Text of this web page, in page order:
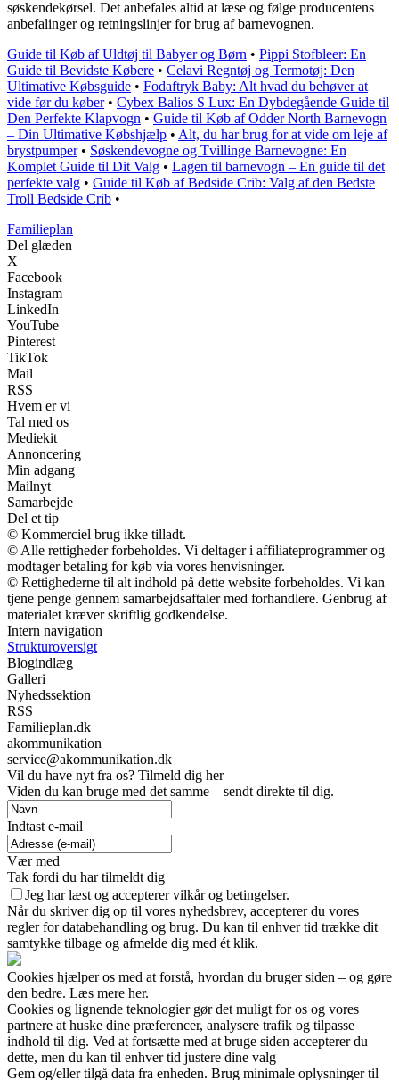
søskendekørsel. Det anbefales altid at læse og følge producentens
anbefalinger og retningslinjer for brug af barnevognen.
Guide til Køb af Uldtøj til Babyer og Børn • Pippi Stofbleer: En
Guide til Bevidste Købere • Celavi Regntøj og Termotøj: Den
Ultimative Købsguide • Fodaftryk Baby: Alt hvad du behøver at
vide før du køber• Cybex Balios S Lux: En Dybdegående Guide til
Den Perfekte Klapvogn • Guide til Køb af Odder North Barnevogn
– Din Ultimative Købshjælp • Alt, du har brug for at vide om leje af
brystpumper• Søskendevogne og Tvillinge Barnevogne: En
Komplet Guide til Dit Valg • Lagen til barnevogn – En guide til det
perfekte valg • Guide til Køb af Bedside Crib: Valg af den Bedste
Troll Bedside Crib •
Familieplan
Del glæden
X
Facebook
Instagram
LinkedIn
YouTube
Pinterest
TikTok
Mail
RSS
Hvem er vi
Tal med os
Mediekit
Annoncering
Min adgang
Mailnyt
Samarbejde
Del et tip
© Kommerciel brug ikke tilladt.
© Alle rettigheder forbeholdes. Vi deltager i affiliateprogrammer og
modtager betaling for køb via vores henvisninger.
© Rettighederne til alt indhold på dette website forbeholdes. Vi kan
tjene penge gennem samarbejdsaftaler med forhandlere. Genbrug af
materialet kræver skriftlig godkendelse.
Intern navigation
Strukturoversigt
Blogindlæg
Galleri
Nyhedssektion
RSS
Familieplan.dk
akommunikation
service@akommunikation.dk
Vil du have nyt fra os? Tilmeld dig her
Viden du kan bruge med det samme – sendt direkte til dig.
Indtast e-mail
Vær med
Tak fordi du har tilmeldt dig
Jeg har læst og accepterer vilkår og betingelser.
Når du skriver dig op til vores nyhedsbrev, accepterer du vores
regler for databehandling og brug. Du kan til enhver tid trække dit
samtykke tilbage og afmelde dig med ét klik.
Cookies hjælper os med at forstå, hvordan du bruger siden – og gøre
den bedre. Læs mere her.
Cookies og lignende teknologier gør det muligt for os og vores
partnere at huske dine præferencer, analysere trafik og tilpasse
indhold til dig. Ved at fortsætte med at bruge siden accepterer du
dette, men du kan til enhver tid justere dine valg
Gem og/eller tilgå data fra enheden. Brug minimale oplysninger til